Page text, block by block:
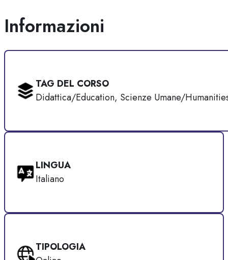
Informazioni
TAG DEL CORSO
Didattica/Education, Scienze Umane/
LINGUA
Italiano
TIPOLOGIA